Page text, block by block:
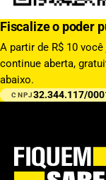
Fiscalize o poder
A partir de R$ 10
continue aberta,
abaixo.
CNPJ32.344.117/